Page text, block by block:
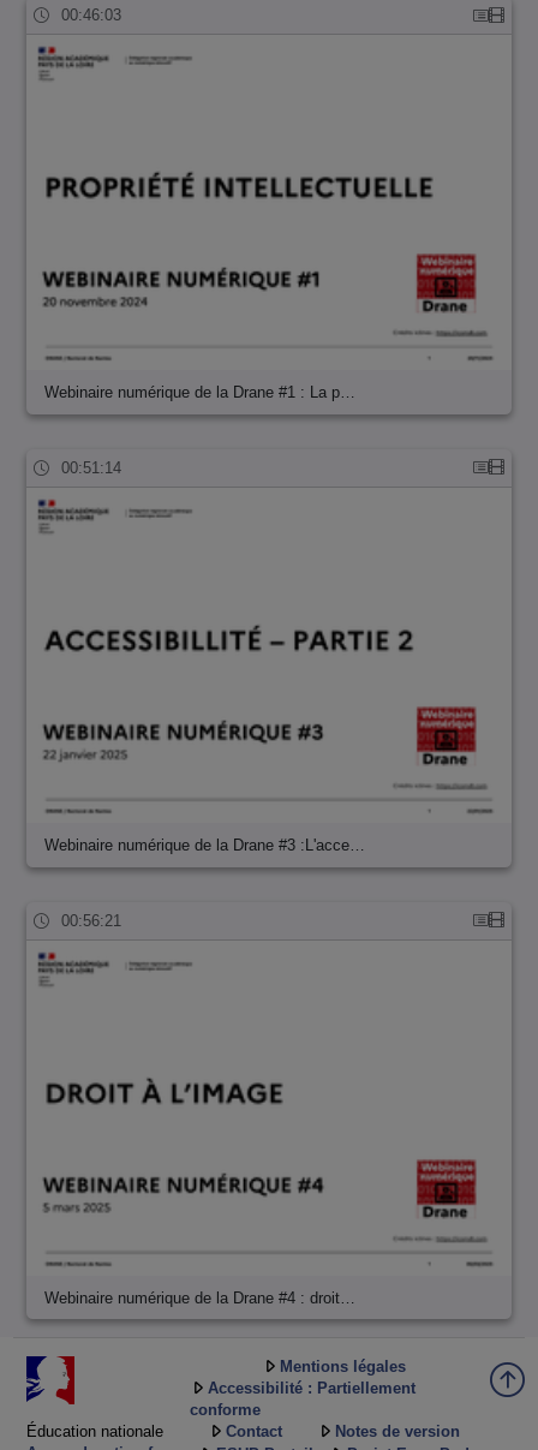
00:46:03
Webinaire numérique de la Drane #1 : La p…
00:51:14
Webinaire numérique de la Drane #3 :L'acce…
00:56:21
Webinaire numérique de la Drane #4 : droit…
Éducation nationale
Mentions légales
Accessibilité : Partiellement
conforme
Contact
Notes de version